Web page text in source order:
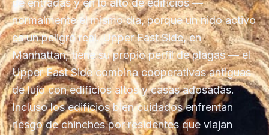
de entradas y en lo alto de edificios —
normalmente el mismo día, porque un nido activo
es un peligro real. Upper East Side, en
Manhattan, tiene su propio perfil de plagas — el
Upper East Side combina cooperativas antiguas
de lujo con edificios altos y casas adosadas.
Incluso los edificios bien cuidados enfrentan
riesgo de chinches por residentes que viajan